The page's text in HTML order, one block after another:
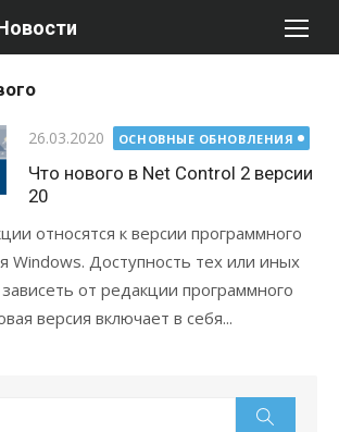
Опубликовано
26.03.2020 ОСНОВНЫЕ ОБНОВЛЕНИЯ
Что нового в Net Control 2 версии
20
относятся к версии программного
Windows. Доступность тех или иных
от редакции программного
версия включает в себя...